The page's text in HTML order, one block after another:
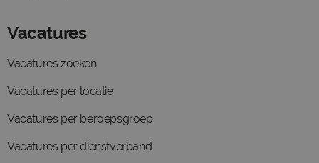
Vacatures
Vacatures zoeken
Vacatures per locatie
Vacatures per beroepsgroep
Vacatures per dienstverband